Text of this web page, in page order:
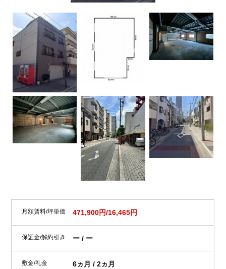
月額賃料/坪単価 471,900円/16,465円
保証金/解約引き ー / ー
敷金/礼金 6ヵ月 / 2ヵ月